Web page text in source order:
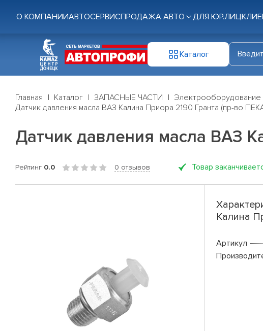
О КОМПАНИИАВТОСЕРВИСПРОДАЖА АВТО ДЛЯ ЮР.ЛИЦ
Каталог
Главная Каталог ЗАПАСНЫЕ ЧАСТИ Электрооборудование
Датчик давления масла ВАЗ Калина Приора 2190 Гранта (пр-во
Датчик давления масла ВАЗ
Рейтинг 0.0 0 отзывов Товар
Калина
Артикул